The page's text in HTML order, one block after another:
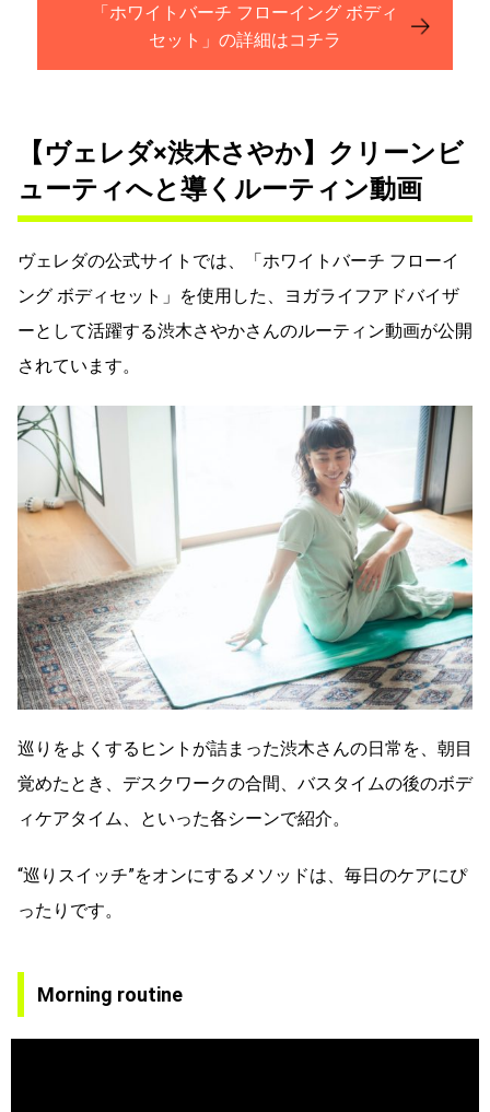
「ホワイトバーチ フローイング ボディ
セット」の詳細はコチラ
【ヴェレダ×渋木さやか】クリーンビ
ューティへと導くルーティン動画
ヴェレダの公式サイトでは、「ホワイトバーチ フローイ
ング ボディセット」を使用した、ヨガライフアドバイザ
ーとして活躍する渋木さやかさんのルーティン動画が公開
されています。
巡りをよくするヒントが詰まった渋木さんの日常を、朝目
覚めたとき、デスクワークの合間、バスタイムの後のボデ
ィケアタイム、といった各シーンで紹介。
“巡りスイッチ”をオンにするメソッドは、毎日のケアにぴ
ったりです。
Morning routine